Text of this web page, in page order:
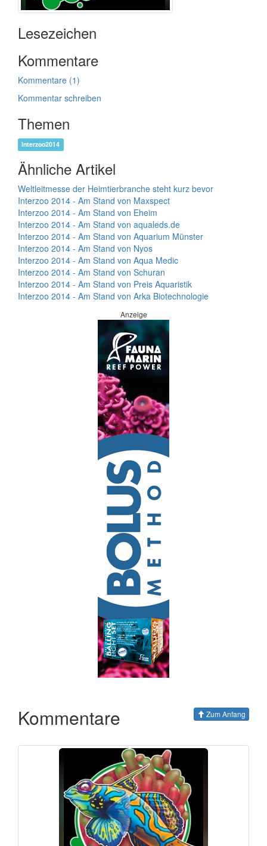
Lesezeichen
Kommentare
Kommentare (1)
Kommentar schreiben
Themen
Interzoo2014
Ähnliche Artikel
Weltleitmesse der Heimtierbranche steht kurz bevor
Interzoo 2014 - Am Stand von Maxspect
Interzoo 2014 - Am Stand von Eheim
Interzoo 2014 - Am Stand von aqualeds.de
Interzoo 2014 - Am Stand von Aquarium Münster
Interzoo 2014 - Am Stand von Nyos
Interzoo 2014 - Am Stand von Aqua Medic
Interzoo 2014 - Am Stand von Schuran
Interzoo 2014 - Am Stand von Preis Aquaristik
Interzoo 2014 - Am Stand von Arka Biotechnologie
Anzeige
Kommentare Zum Anfang